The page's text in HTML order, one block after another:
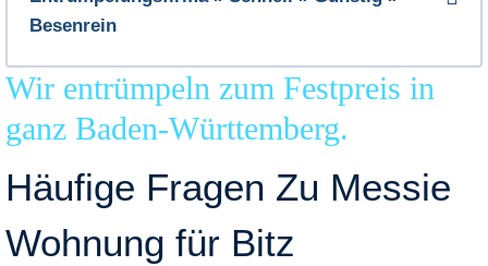
Besenrein
Wir entrümpeln zum Festpreis in
ganz Baden-Württemberg.
Häufige Fragen Zu Messie
Wohnung für Bitz